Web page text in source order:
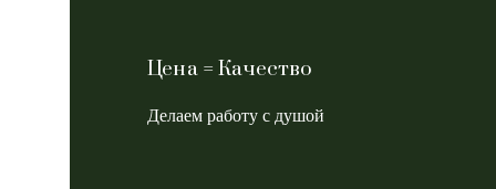
Цена = Качество
Делаем работу с душой